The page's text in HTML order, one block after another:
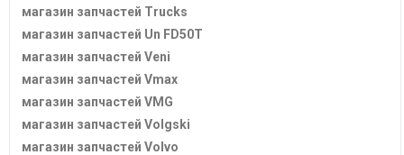
магазин запчастей Trucks
магазин запчастей Un FD50T
магазин запчастей Veni
магазин запчастей Vmax
магазин запчастей VMG
магазин запчастей Volgski
магазин запчастей Volvo